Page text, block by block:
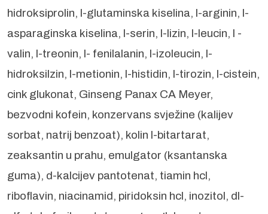
hidroksiprolin, l-glutaminska kiselina, l-arginin, l-
asparaginska kiselina, l-serin, l-lizin, l-leucin, l -
valin, l-treonin, l- fenilalanin, l-izoleucin, l-
hidroksilzin, l-metionin, l-histidin, l-tirozin, l-cistein,
cink glukonat, Ginseng Panax CA Meyer,
bezvodni kofein, konzervans svježine (kalijev
sorbat, natrij benzoat), kolin l-bitartarat,
zeaksantin u prahu, emulgator (ksantanska
guma), d-kalcijev pantotenat, tiamin hcl,
riboflavin, niacinamid, piridoksin hcl, inozitol, dl-